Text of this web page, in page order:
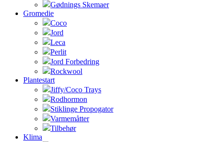
Gødnings Skemaer
Gromedie
Coco
Jord
Leca
Perlit
Jord Forbedring
Rockwool
Plantestart
Jiffy/Coco Trays
Rodhormon
Stiklinge Propogator
Varmemåtter
Tilbehør
Klima